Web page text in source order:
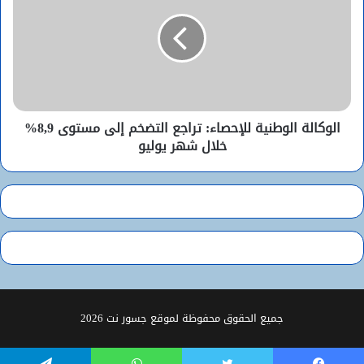
الوكالة الوطنية للإحصاء: تراجع التضخم إلى مستوى 8,9%
خلال شهر يوليو
جميع الحقوق محفوظة لموقع جسور نت 2026